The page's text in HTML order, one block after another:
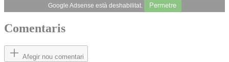
Google Adsense està deshabilitat. Permetre
Comentaris
Afegir nou comentari